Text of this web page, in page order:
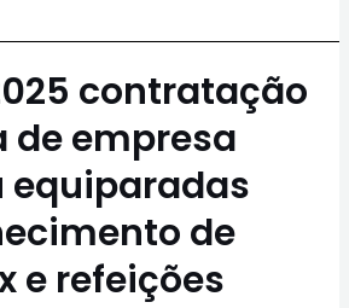
contratação
de empresa
equiparadas
de
e refeições